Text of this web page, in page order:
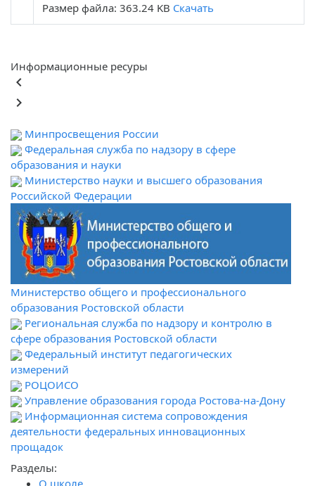
Размер файла: 363.24 KB Скачать
Информационные ресуры
keyboard_arrow_left
keyboard_arrow_right
Минпросвещения России
Федеральная служба по надзору в сфере
образования и науки
Министерство науки и высшего образования
Российской Федерации
Министерство общего и профессионального
образования Ростовской области
Региональная служба по надзору и контролю в
сфере образования Ростовской области
Федеральный институт педагогических
измерений
РОЦОИСО
Управление образования города Ростова-на-Дону
Информационная система сопровождения
деятельности федеральных инновационных
прощадок
Разделы: